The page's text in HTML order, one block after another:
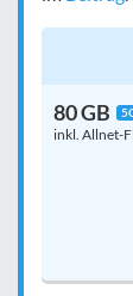
80 GB
inkl. Allnet-